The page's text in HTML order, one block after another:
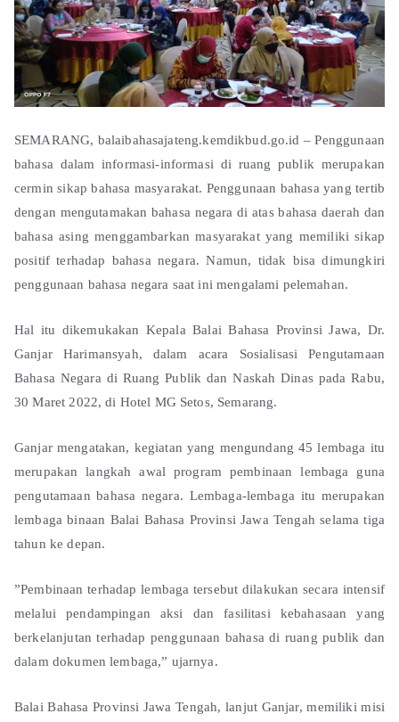
SEMARANG, balaibahasajateng.kemdikbud.go.id – Penggunaan
bahasa dalam informasi-informasi di ruang publik merupakan
cermin sikap bahasa masyarakat. Penggunaan bahasa yang tertib
dengan mengutamakan bahasa negara di atas bahasa daerah dan
bahasa asing menggambarkan masyarakat yang memiliki sikap
positif terhadap bahasa negara. Namun, tidak bisa dimungkiri
penggunaan bahasa negara saat ini mengalami pelemahan.
Hal itu dikemukakan Kepala Balai Bahasa Provinsi Jawa, Dr.
Ganjar Harimansyah, dalam acara Sosialisasi Pengutamaan
Bahasa Negara di Ruang Publik dan Naskah Dinas pada Rabu,
30 Maret 2022, di Hotel MG Setos, Semarang.
Ganjar mengatakan, kegiatan yang mengundang 45 lembaga itu
merupakan langkah awal program pembinaan lembaga guna
pengutamaan bahasa negara. Lembaga-lembaga itu merupakan
lembaga binaan Balai Bahasa Provinsi Jawa Tengah selama tiga
tahun ke depan.
”Pembinaan terhadap lembaga tersebut dilakukan secara intensif
melalui pendampingan aksi dan fasilitasi kebahasaan yang
berkelanjutan terhadap penggunaan bahasa di ruang publik dan
dalam dokumen lembaga,” ujarnya.
Balai Bahasa Provinsi Jawa Tengah, lanjut Ganjar, memiliki misi